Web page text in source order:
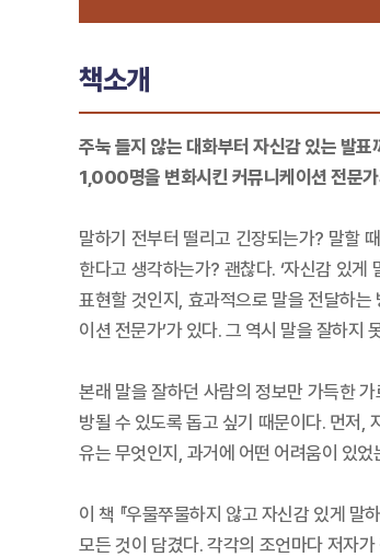
책소개
주눅 들지 않는 대화부터 자신감 있는 발표
1,000명을 변화시킨 커뮤니케이션 전문
말하기 전부터 떨리고 긴장되는가? 말할
한다고 생각하는가? 괜찮다. ‘자신감 있
표현할 것인지, 효과적으로 말을 전달하
이션 전문가’가 있다. 그 역시 말을 잘하지
본래 말을 잘하던 사람의 정보만 가득한
방될 수 있도록 돕고 싶기 때문이다. 먼저,
유는 무엇인지, 과거에 어떤 어려움이 있
이 책 『우물쭈물하지 않고 자신감 있게
모든 것이 담겼다. 각각의 조언마다 저자